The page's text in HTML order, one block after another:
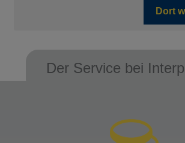
Dort
Der Service bei